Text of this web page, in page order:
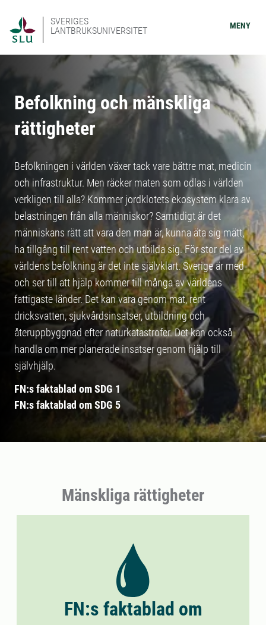
SVERIGES
LANTBRUKSUNIVERSITET
MENY
Befolkning och mänskliga
rättigheter
Befolkningen i världen växer tack vare bättre mat, medicin
och infrastruktur. Men räcker maten som odlas i världen
verkligen till alla? Kommer jordklotets ekosystem klara av
belastningen från alla människor? Samtidigt är det
människans rätt att vara den man är, kunna äta sig mätt,
ha tillgång till rent vatten och utbilda sig. För stor del av
världens befolkning är det inte självklart. Sverige är med
och ser till att hjälp kommer till många av världens
fattigaste länder. Det kan vara genom mat, rent
dricksvatten, sjukvårdsinsatser, utbildning och
återuppbyggnad efter naturkatastrofer. Det kan också
handla om mer planerade insatser genom hjälp till
självhjälp.
FN:s faktablad om SDG 1
FN:s faktablad om SDG 5
Mänskliga rättigheter
FN:s faktablad om